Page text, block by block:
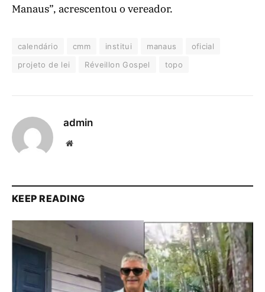
Manaus”, acrescentou o vereador.
calendário cmm institui manaus
oficial
projeto de lei
Réveillon Gospel topo
admin
Website
KEEP READING